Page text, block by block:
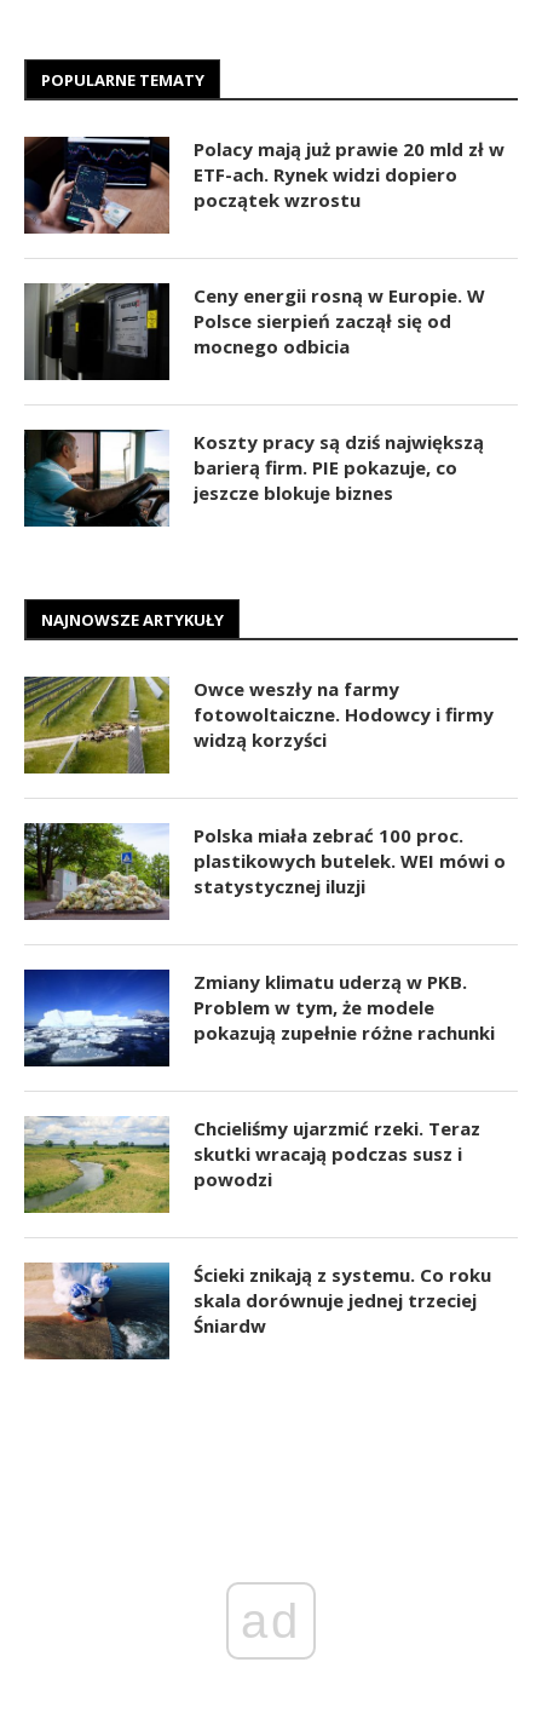
POPULARNE TEMATY
Polacy mają już prawie 20 mld zł w
ETF-ach. Rynek widzi dopiero
początek wzrostu
Ceny energii rosną w Europie. W
Polsce sierpień zaczął się od
mocnego odbicia
Koszty pracy są dziś największą
barierą firm. PIE pokazuje, co
jeszcze blokuje biznes
NAJNOWSZE ARTYKUŁY
Owce weszły na farmy
fotowoltaiczne. Hodowcy i firmy
widzą korzyści
Polska miała zebrać 100 proc.
plastikowych butelek. WEI mówi o
statystycznej iluzji
Zmiany klimatu uderzą w PKB.
Problem w tym, że modele
pokazują zupełnie różne rachunki
Chcieliśmy ujarzmić rzeki. Teraz
skutki wracają podczas susz i
powodzi
Ścieki znikają z systemu. Co roku
skala dorównuje jednej trzeciej
Śniardw
ad